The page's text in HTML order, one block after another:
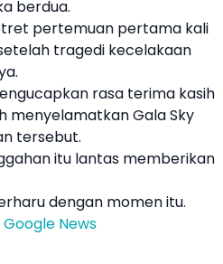
berdua.
pertemuan pertama kali
tragedi kecelakaan
rasa terima kasih
menyelamatkanGala Sky
tersebut.
itu lantas memberikan
dengan momen itu.
Google News